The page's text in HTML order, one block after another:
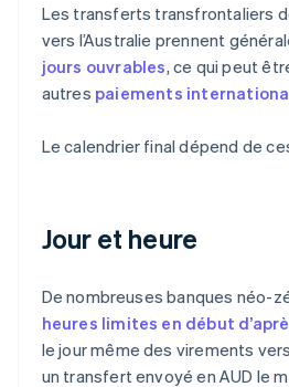
Les transferts transfrontaliers
vers l’Australie prennent
jours ouvrables, ce qui peut
autres paiements
Le calendrier final dépend de
Jour et heure
De nombreuses banques néo-
heures limites en début
le jour même des virements
un transfert envoyé en AUD le